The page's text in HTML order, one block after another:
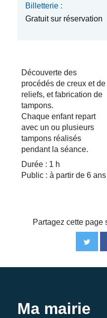
Billetterie :
Gratuit sur réservation
Découverte des
procédés de creux et de
reliefs, et fabrication de
tampons.
Chaque enfant repart
avec un ou plusieurs
tampons réalisés
pendant la séance.
Durée : 1 h
Public : à partir de 6 ans
Partagez cette page
Ma mairie